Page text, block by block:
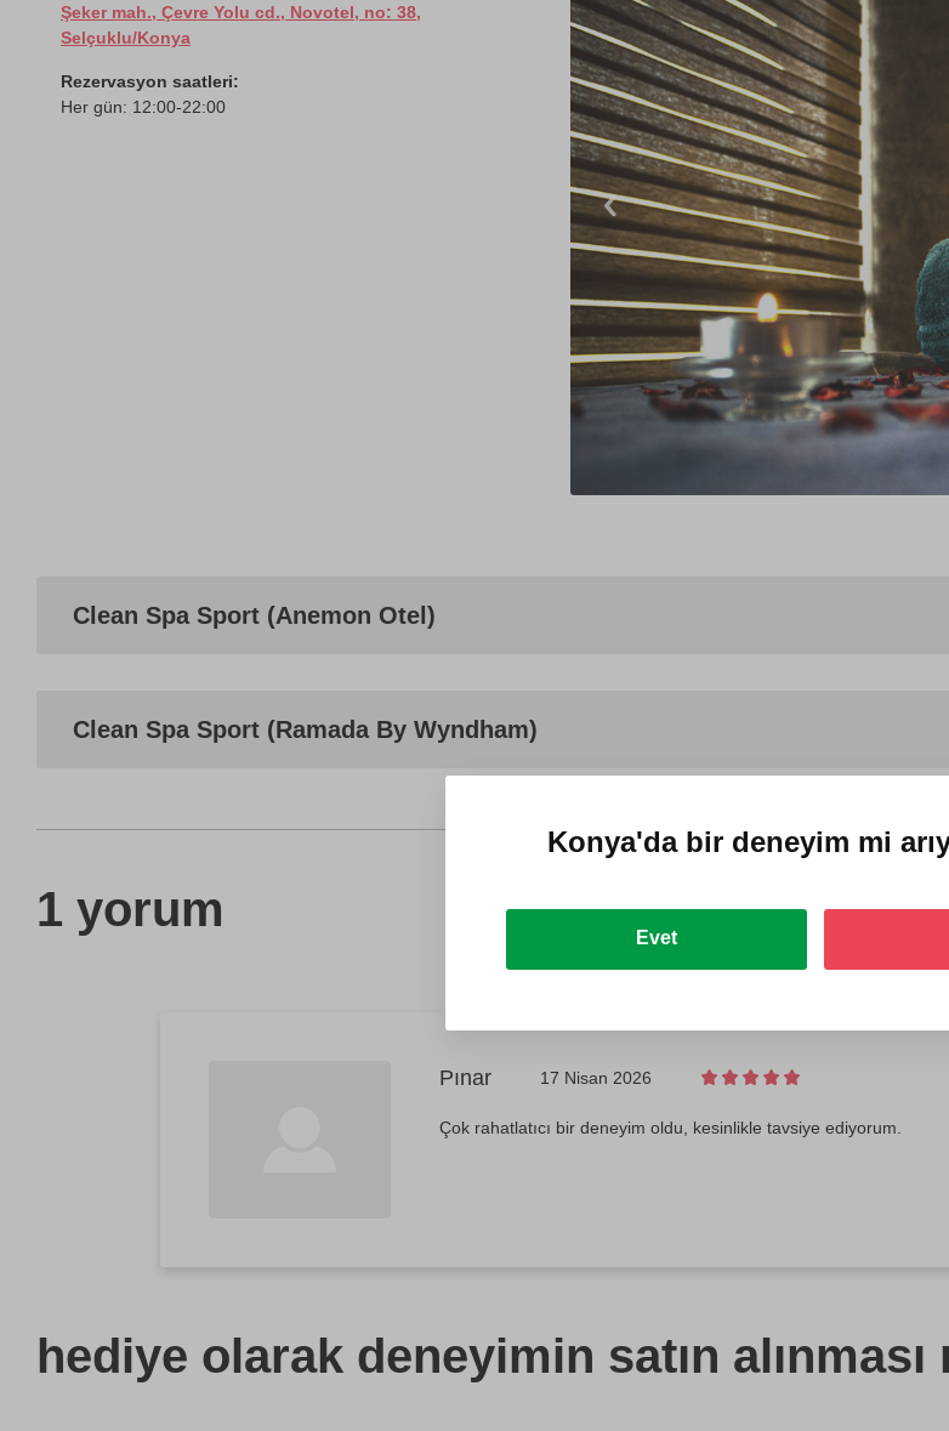
Şeker mah., Çevre Yolu cd., Novotel, no: 38,
Selçuklu/Konya
Rezervasyon saatleri:
Her gün: 12:00-22:00
Clean Spa Sport (Anemon Otel)
Clean Spa Sport (Ramada By Wyndham)
1 yorum
Pınar 17 Nisan 2026
Çok rahatlatıcı bir deneyim oldu, kesinlikle tavsiye ediyorum.
hediye olarak deneyimin satın alınması
Konya'dabir deneyim mi
Evet